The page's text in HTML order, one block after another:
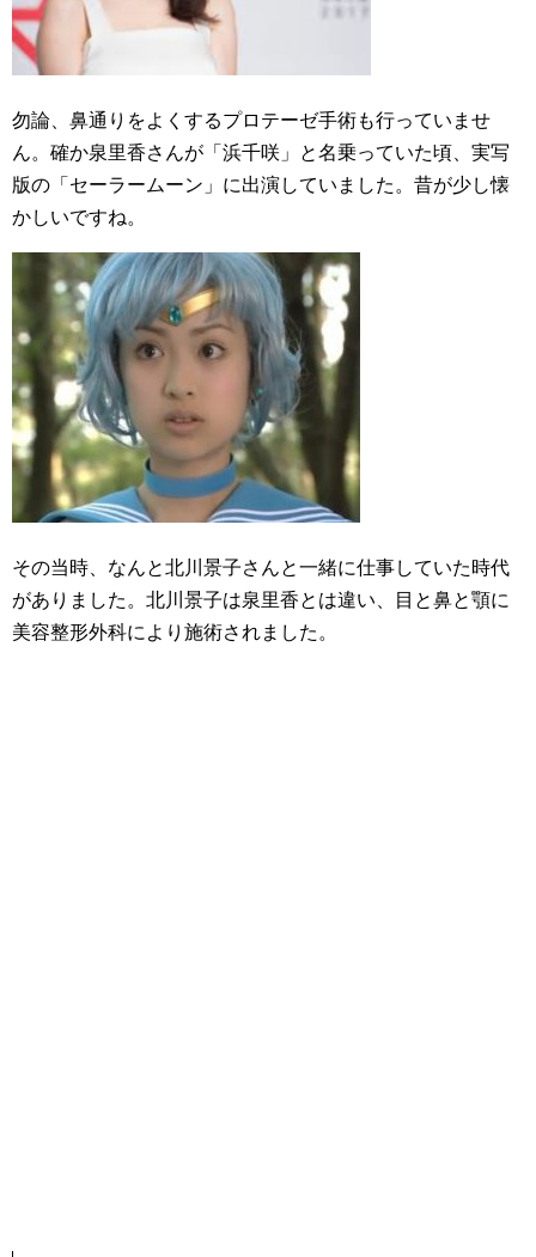
勿論、鼻通りをよくするプロテーゼ手術も行っていませ
ん。確か泉里香さんが「浜千咲」と名乗っていた頃、実写
版の「セーラームーン」に出演していました。昔が少し懐
かしいですね。
その当時、なんと北川景子さんと一緒に仕事していた時代
がありました。北川景子は泉里香とは違い、目と鼻と顎に
美容整形外科により施術されました。